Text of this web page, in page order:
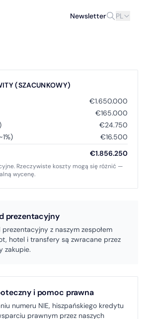
Newsletter PL
(SZACUNKOWY)
€1.650.000
€165.000
€24.750
€16.500
€1.856.250
Rzeczywiste koszty mogą się różnić —
wycenę.
prezentacyjny
z naszym zespołem
hotel i transfery są zwracane przez
zakupie.
i pomoc prawna
numeru NIE, hiszpańskiego kredytu
prawnym przez naszych